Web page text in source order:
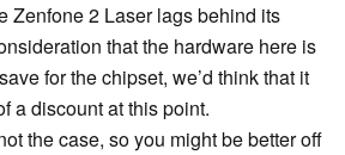
Zenfone 2 Laser lags behind its
that the hardware here is
for the chipset, we’d think that it
a discount at this point.
the case, so you might be better off